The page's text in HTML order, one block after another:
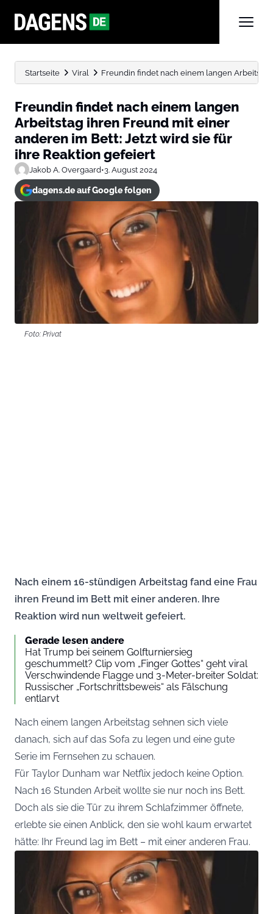
Startseite Viral Freundin findet nach einem langen
Freundin findet nach einem langen
Arbeitstag ihren Freund mit einer
anderen im Bett: Jetzt wird sie für
ihre Reaktion gefeiert
Jakob A. Overgaard•3. August 2024
dagens.de auf Google folgen
Foto: Privat
Nach einem 16-stündigen Arbeitstag fand eine Frau
ihren Freund im Bett mit einer anderen. Ihre
Reaktion wird nun weltweit gefeiert.
Gerade lesen andere
Hat Trump bei seinem Golfturniersieg
geschummelt? Clip vom „Finger Gottes“ geht viral
Verschwindende Flagge und 3-Meter-breiter Soldat:
Russischer „Fortschrittsbeweis“ als Fälschung
entlarvt
Nach einem langen Arbeitstag sehnen sich viele
danach, sich auf das Sofa zu legen und eine gute
Serie im Fernsehen zu schauen.
Für Taylor Dunham war Netflix jedoch keine Option.
Nach 16 Stunden Arbeit wollte sie nur noch ins Bett.
Doch als sie die Tür zu ihrem Schlafzimmer öffnete,
erlebte sie einen Anblick, den sie wohl kaum erwartet
hätte: Ihr Freund lag im Bett – mit einer anderen Frau.